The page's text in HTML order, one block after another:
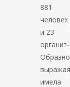
881
человек
и 23
Образно
имела